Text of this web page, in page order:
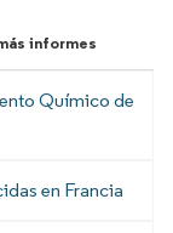
informes
Químico de
en Francia